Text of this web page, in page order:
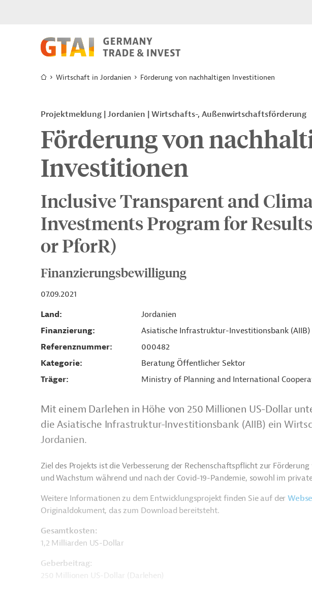
Wirtschaft in Jordanien Förderung von nachhaltigen Investitionen
Projektmeldung Jordanien Wirtschafts-, Außenwirtschaftsförderung
Förderung von
Investitionen
Inclusive Transparent and
Investments Program for
or PforR)
Finanzierungsbewilligung
07.09.2021
Land
Jordanien
Finanzierung
Asiatische Infrastruktur-Investitionsbank (AIIB)
Referenznummer
000482
Kategorie
Beratung Öffentlicher Sektor
Träger
Ministry of Planning and International
Mit einem Darlehen in Höhe von 250 Millionen US-Dollar
die Asiatische Infrastruktur-Investitionsbank (AIIB) ein
Jordanien.
Ziel des Projekts ist die Verbesserung der Rechenschaftspflicht zur
und Wachstum während und nach der Covid-19-Pandemie, sowohl im
Weitere Informationen zu dem Entwicklungsprojekt finden Sie auf der
Originaldokument, das zum Download bereitsteht.
Gesamtkosten:
1,2 Milliarden US-Dollar
Geberbeitrag:
250 Millionen US-Dollar (Darlehen)